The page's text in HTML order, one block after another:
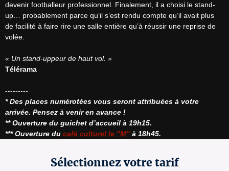
devenir footballeur professionnel. Finalement, il a choisi le stand-
up… probablement parce qu’il s’est rendu compte qu’il avait plus
de facilité à faire rire une salle entière qu’à réussir une reprise de
volée.
« Un stand-uppeur de haut vol. »
Télérama
* Des places numérotées vous seront attribuées à votre
arrivée. Pensez à venir en avance !
** Ouverture du guichet d’accueil à 19h15.
*** Ouverture du café culturel le "M" à 18h45.
Sélectionnez votre tarif